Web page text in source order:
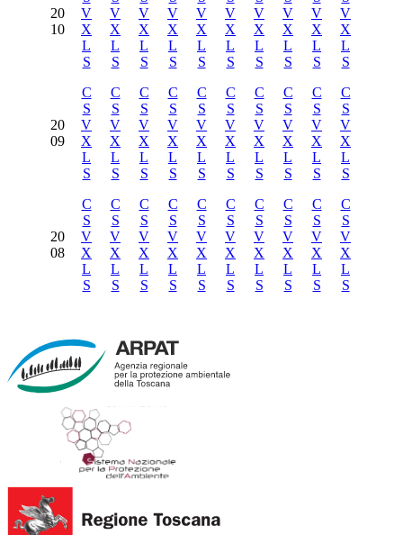
20
10
V
X
L
S
V
X
L
S
V
X
L
S
V
X
L
S
V
X
L
S
V
X
L
S
V
X
L
S
V
X
L
S
V
X
L
S
V
X
L
S
20
09
C
S
V
X
L
S
C
S
V
X
L
S
C
S
V
X
L
S
C
S
V
X
L
S
C
S
V
X
L
S
C
S
V
X
L
S
C
S
V
X
L
S
C
S
V
X
L
S
C
S
V
X
L
S
C
S
V
X
L
S
20
08
C
S
V
X
L
S
C
S
V
X
L
S
C
S
V
X
L
S
C
S
V
X
L
S
C
S
V
X
L
S
C
S
V
X
L
S
C
S
V
X
L
S
C
S
V
X
L
S
C
S
V
X
L
S
C
S
V
X
L
S